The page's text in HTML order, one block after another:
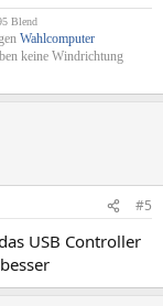
Blend
Wahlcomputer
keine Windrichtung
#5
USB Controller